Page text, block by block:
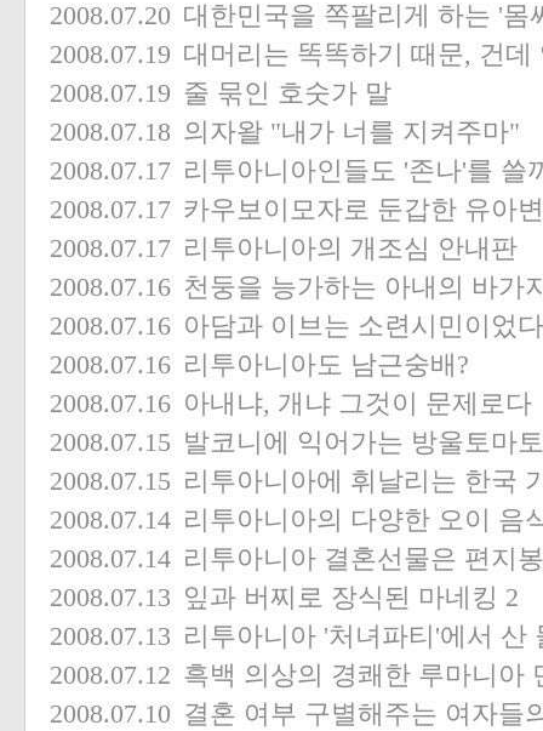
2008.07.20 대한민국을 쪽팔리게 하는 '몸
2008.07.19 대머리는 똑똑하기 때문, 건데
2008.07.19 줄 묶인 호숫가 말
2008.07.18 의자왈 "내가 너를 지켜주마"
2008.07.17 리투아니아인들도 '존나'를 쓸
2008.07.17 카우보이모자로 둔갑한 유아
2008.07.17 리투아니아의 개조심 안내판
2008.07.16 천둥을 능가하는 아내의 바가
2008.07.16 아담과 이브는 소련시민이었다
2008.07.16 리투아니아도 남근숭배?
2008.07.16 아내냐, 개냐 그것이 문제로다
2008.07.15 발코니에 익어가는 방울토마
2008.07.15 리투아니아에 휘날리는 한국
2008.07.14 리투아니아의 다양한 오이 음
2008.07.14 리투아니아 결혼선물은 편지
2008.07.13 잎과 버찌로 장식된 마네킹 2
2008.07.13 리투아니아 '처녀파티'에서 산
2008.07.12 흑백 의상의 경쾌한 루마니아
2008.07.10 결혼 여부 구별해주는 여자들